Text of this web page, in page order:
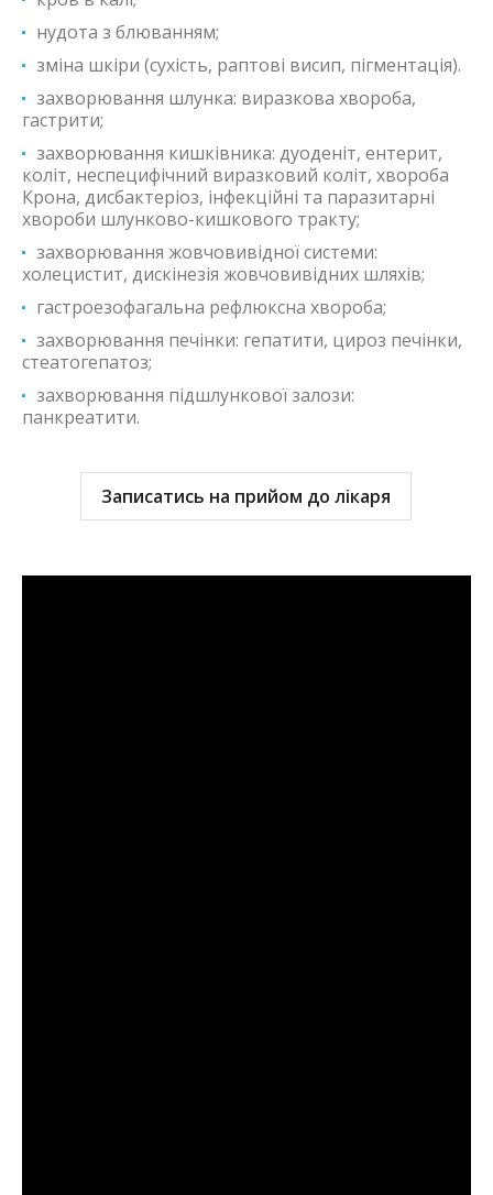
нудота з блюванням;
зміна шкіри (сухість, раптові висип, пігментація).
захворювання шлунка: виразкова хвороба,
гастрити;
захворювання кишківника: дуоденіт, ентерит,
коліт, неспецифічний виразковий коліт, хвороба
Крона, дисбактеріоз, інфекційні та паразитарні
хвороби шлунково-кишкового тракту;
захворювання жовчовивідної системи:
холецистит, дискінезія жовчовивідних шляхів;
гастроезофагальна рефлюксна хвороба;
захворювання печінки: гепатити, цироз печінки,
стеатогепатоз;
захворювання підшлункової залози:
панкреатити.
Записатись на прийом до лікаря